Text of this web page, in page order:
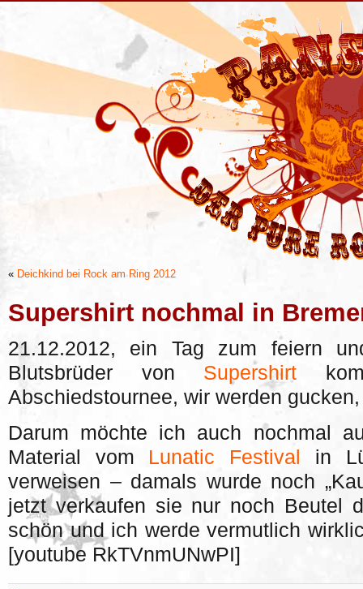
« Deichkind bei Rock am Ring 2012
Supershirt nochmal in
21.12.2012, ein Tag zum feiern
Blutsbrüder von Supershirt
Abschiedstournee, wir werden
Darum möchte ich auch nochmal
Material vom Lunatic Festival
in
verweisen – damals wurde noch
jetzt verkaufen sie nur noch Beutel
schön und ich werde vermutlich
[youtube RkTVnmUNwPI]